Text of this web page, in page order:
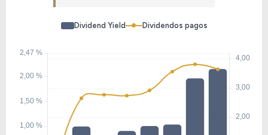
Dividend Yield Dividendos pagos